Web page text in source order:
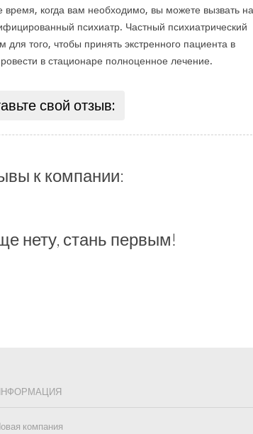
когда вам необходимо, вы можете вызвать
психиатр. Частный психиатрический
того, чтобы принять экстренного пациента в
в стационаре полноценное лечение.
свой отзыв:
к компании:
нету, стань первым!
компания